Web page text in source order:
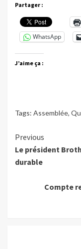
Partager :
WhatsApp
J’aime ça :
Tags: Assemblée,
Continue
Reading
Previous
Le président
durable
Compte